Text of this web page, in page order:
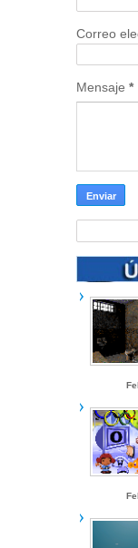
Correo
Mensaje *